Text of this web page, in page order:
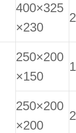
400×325
×230
250×200
×150
250×200
×200